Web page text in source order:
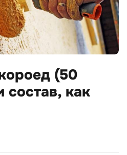
(50
как